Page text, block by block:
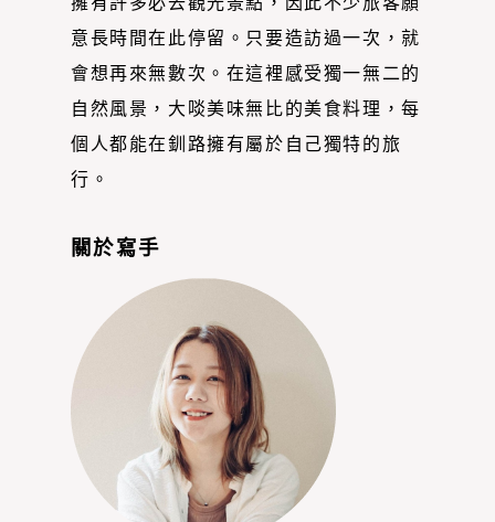
意長時間在此停留。只要造訪過一次，就
會想再來無數次。在這裡感受獨一無二的
自然風景，大啖美味無比的美食料理，每
個人都能在釧路擁有屬於自己獨特的旅
行。
關於寫手